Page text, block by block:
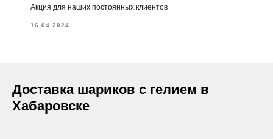
Акция для наших постоянных клиентов
16.04.2024
Доставка шариков с гелием в
Хабаровске